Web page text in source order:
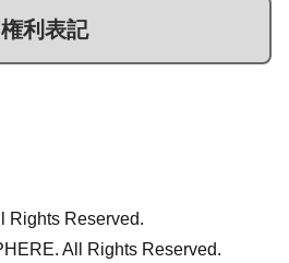
権利表記
Rights Reserved.
All Rights Reserved.